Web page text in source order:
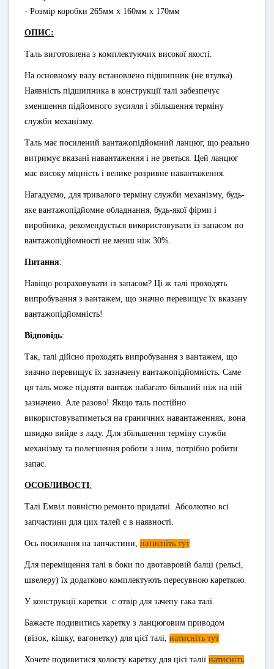
- Розмір коробки 265мм х 160мм х 170мм
ОПИС:
Таль виготовлена з комплектуючих високої якості.
На основному валу встановлено підшипник (не втулка).
Наявність підшипника в конструкції талі забезпечує
зменшення підйомного зусилля і збільшення терміну
служби механізму.
Таль має посилений вантажопідйомний ланцюг, що реально
витримує вказані навантаження і не рветься. Цей ланцюг
має високу міцність і велике розривне навантаження.
Нагадуємо, для тривалого терміну служби механізму, будь-
яке вантажопідйомне обладнання, будь-якої фірми і
виробника, рекомендується використовувати із запасом по
вантажопідйомності не менш ніж 30%.
Питання:
Навіщо розраховувати із запасом? Ці ж талі проходять
випробування з вантажем, що значно перевищує їх вказану
вантажопідйомність!
Відповідь:
Так, талі дійсно проходять випробування з вантажем, що
значно перевищує їх зазначену вантажопідйомність. Саме
ця таль може підняти вантаж набагато більший ніж на ній
зазначено. Але разово! Якщо таль постійно
використовуватиметься на граничних навантаженнях, вона
швидко вийде з ладу. Для збільшення терміну служби
механізму та полегшення роботи з ним, потрібно робити
запас.
ОСОБЛИВОСТІ:
Талі Емвіл повністю ремонто придатні. Абсолютно всі
запчастини для цих талей є в наявності.
Ось посилання на запчастини, натисніть тут
Для переміщення талі в боки по двотавровій балці (рельсі,
швелеру) їх додатково комплектують пересувною кареткою.
У конструкції каретки є отвір для зачепу гака талі.
Бажаєте подивитись каретку з ланцюговим приводом
(візок, кішку, вагонетку) для цієї талі, натисніть тут
Хочете подивитися холосту каретку для цієї талії натисніть